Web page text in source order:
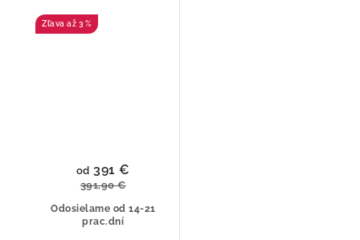
bavlna GIZA
až 3 %
Odosielame od 14-21
prac.dní
od 391 €
391,90 €